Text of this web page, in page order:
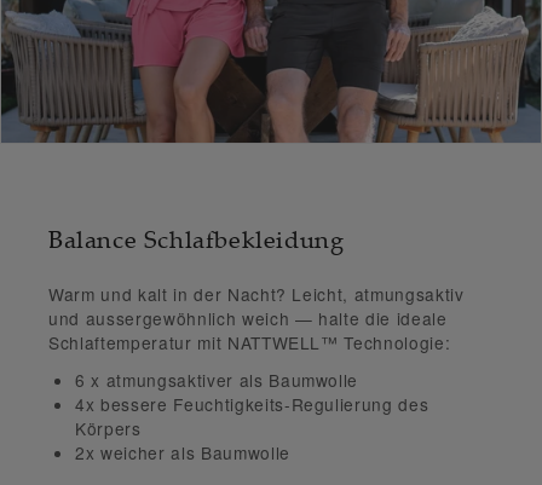
Balance Schlafbekleidung
Warm und kalt in der Nacht? Leicht, atmungsaktiv
und aussergewöhnlich weich — halte die ideale
Schlaftemperatur mit NATTWELL™ Technologie:
6 x atmungsaktiver als Baumwolle
4x bessere Feuchtigkeits-Regulierung des
Körpers
2x weicher als Baumwolle